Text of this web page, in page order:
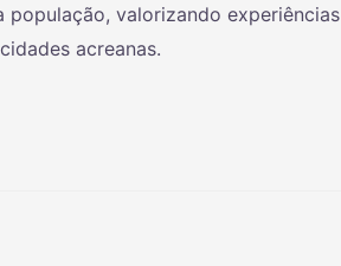
valorizando experiências
acreanas.